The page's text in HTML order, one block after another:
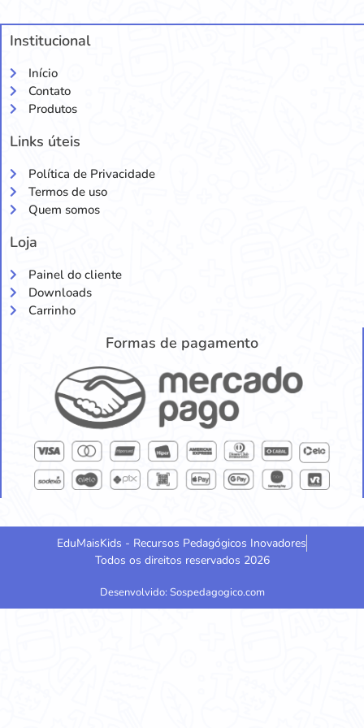
Institucional
Início
Contato
Produtos
Links úteis
Política de Privacidade
Termos de uso
Quem somos
Loja
Painel do cliente
Downloads
Carrinho
Formas de pagamento
EduMaisKids - Recursos Pedagógicos Inovadores
Todos os direitos reservados 2026
Desenvolvido: Sospedagogico.com